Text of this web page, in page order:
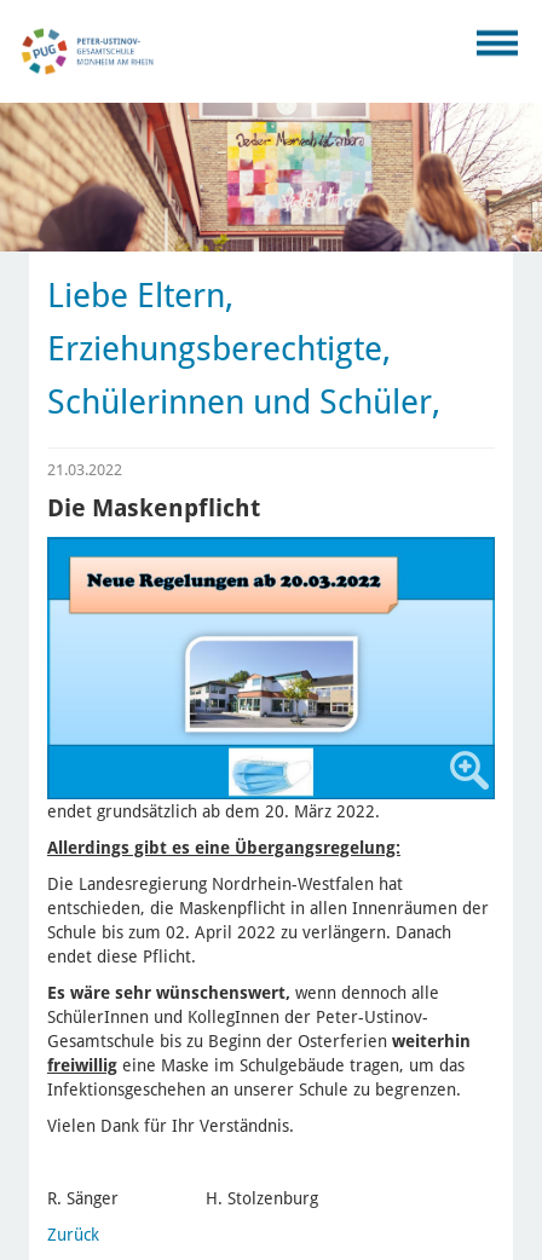
Liebe Eltern,
Erziehungsberechtigte,
Schülerinnen und Schüler,
21.03.2022
Die Maskenpflicht
endet grundsätzlich ab dem 20. März 2022.
Allerdings gibt es eine Übergangsregelung:
Die Landesregierung Nordrhein-Westfalen hat
entschieden, die Maskenpflicht in allen Innenräumen der
Schule bis zum 02. April 2022 zu verlängern. Danach
endet diese Pflicht.
Es wäre sehr wünschenswert, wenn dennoch alle
SchülerInnen und KollegInnen der Peter-Ustinov-
Gesamtschule bis zu Beginn der Osterferien weiterhin
freiwillig eine Maske im Schulgebäude tragen, um das
Infektionsgeschehen an unserer Schule zu begrenzen.
Vielen Dank für Ihr Verständnis.
R. Sänger H. Stolzenburg
Zurück